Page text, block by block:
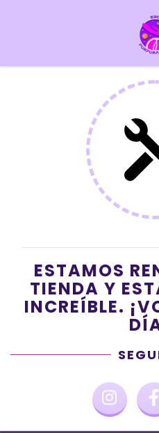
ESTAMOS
TIENDA Y
INCREÍBLE.